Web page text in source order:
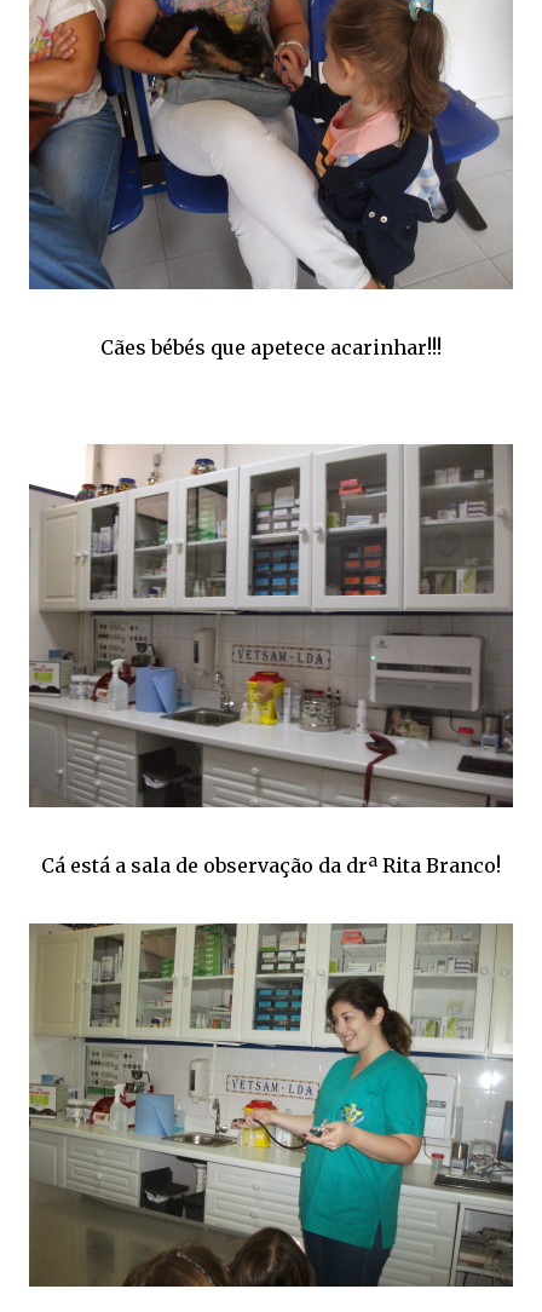
Cães bébés que apetece acarinhar!!!
Cá está a sala de observação da drª Rita Branco!